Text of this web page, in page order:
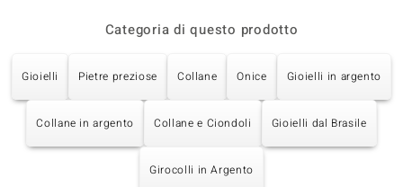
Categoria di questo prodotto
Gioielli Pietre preziose Collane Onice Gioielli in argento
Collane in argento Collane e Ciondoli Gioielli dal Brasile
Girocolli in Argento